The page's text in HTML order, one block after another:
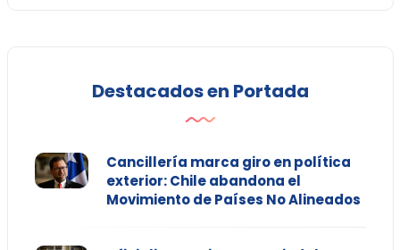
Destacados en Portada
Cancillería marca giro en política
exterior: Chile abandona el
Movimiento de Países No Alineados